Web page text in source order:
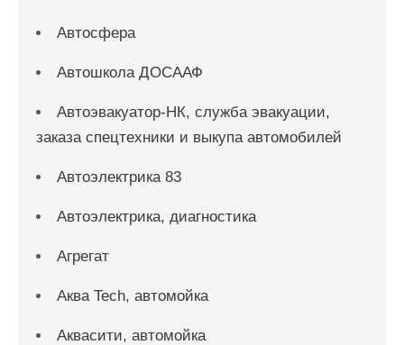
Автосфера
Автошкола ДОСААФ
Автоэвакуатор-НК, служба эвакуации,
заказа спецтехники и выкупа автомобилей
Автоэлектрика 83
Автоэлектрика, диагностика
Агрегат
Аква Tech, автомойка
Аквасити, автомойка